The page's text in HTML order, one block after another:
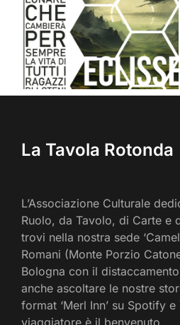
L’Incubo di
Candleton (I
Signori del Caos)
La Tavola Rotonda
L’Associazione Culturale
Ruolo, da Tavolo, di Carte e
trovi nella nostra sede
Romani (Monte Porzio
Bologna con il
anche ascoltare le nostre
format ‘Merl Inn’ su Spotify e
viaggiatore è il benvenuto.